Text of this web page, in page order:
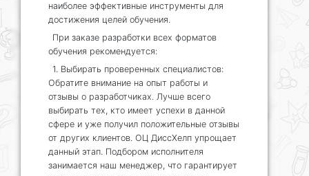
наиболее эффективные инструменты для
достижения целей обучения.
При заказе разработки всех форматов
обучения рекомендуется:
1. Выбирать проверенных специалистов:
Обратите внимание на опыт работы и
отзывы о разработчиках. Лучше всего
выбирать тех, кто имеет успехи в данной
сфере и уже получил положительные отзывы
от других клиентов. ОЦ ДиссХелп упрощает
данный этап. Подбором исполнителя
занимается наш менеджер, что гарантирует